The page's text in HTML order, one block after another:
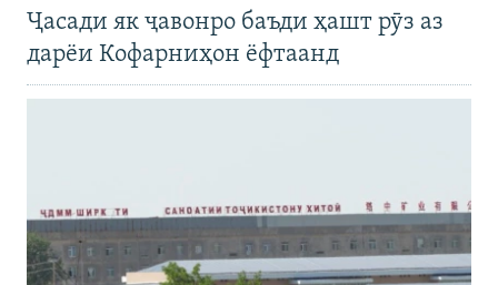
Ҷасади як ҷавонро баъди ҳашт рӯз аз
дарёи Кофарниҳон ёфтаанд